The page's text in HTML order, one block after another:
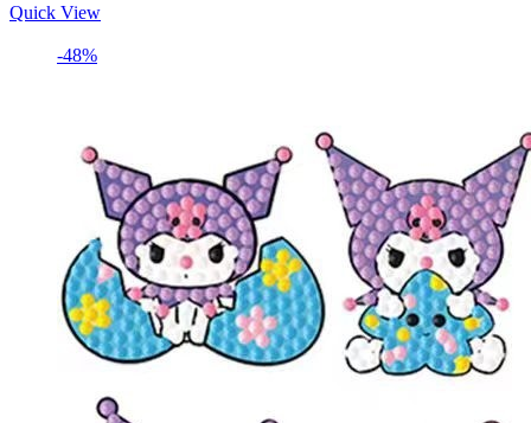
Quick View
-48%